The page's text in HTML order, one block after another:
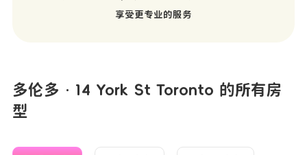
享受更专业的服务
多伦多 · 14 York St Toronto 的所有房
型